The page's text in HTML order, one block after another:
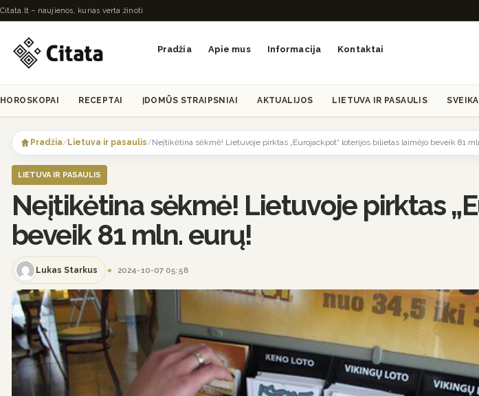
Citata.lt – naujienos, kurias verta žinoti
Pradžia Apie mus Informacija Kontaktai
HOROSKOPAI RECEPTAI ĮDOMŪS STRAIPSNIAI AKTUALIJOS LIETUVA IR PASAULIS
Pradžia/Lietuva ir pasaulis/Neįtikėtina sėkmė! Lietuvoje pirktas „Eurojackpot“ loterijos bilietas laimėjo beveik 81
LIETUVA IR PASAULIS
Neįtikėtina sėkmė! Lietuvoje pirktas
beveik 81 mln. eurų!
Lukas Starkus 2024-10-07 05:58